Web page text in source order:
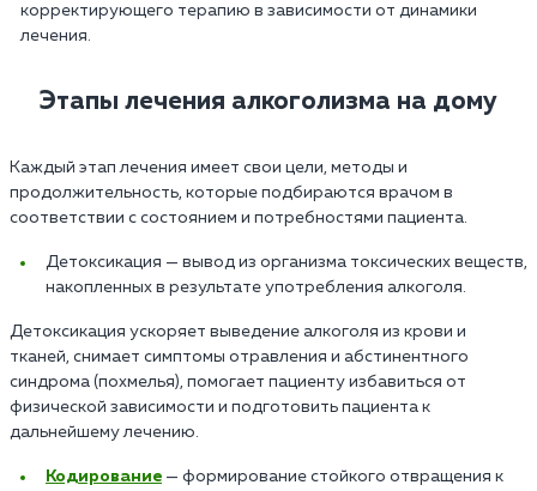
корректирующего терапию в зависимости от динамики
лечения.
Этапы лечения алкоголизма на дому
Каждый этап лечения имеет свои цели, методы и
продолжительность, которые подбираются врачом в
соответствии с состоянием и потребностями пациента.
Детоксикация — вывод из организма токсических веществ,
накопленных в результате употребления алкоголя.
Детоксикация ускоряет выведение алкоголя из крови и
тканей, снимает симптомы отравления и абстинентного
синдрома (похмелья), помогает пациенту избавиться от
физической зависимости и подготовить пациента к
дальнейшему лечению.
Кодирование — формирование стойкого отвращения к